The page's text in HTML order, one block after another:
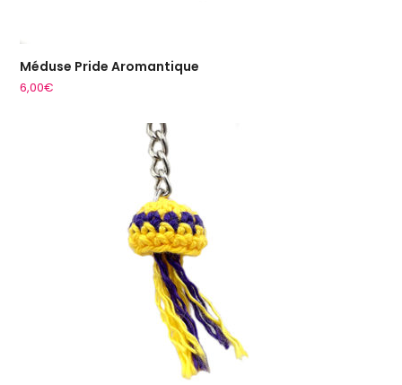
Méduse Pride Aromantique
6,00€